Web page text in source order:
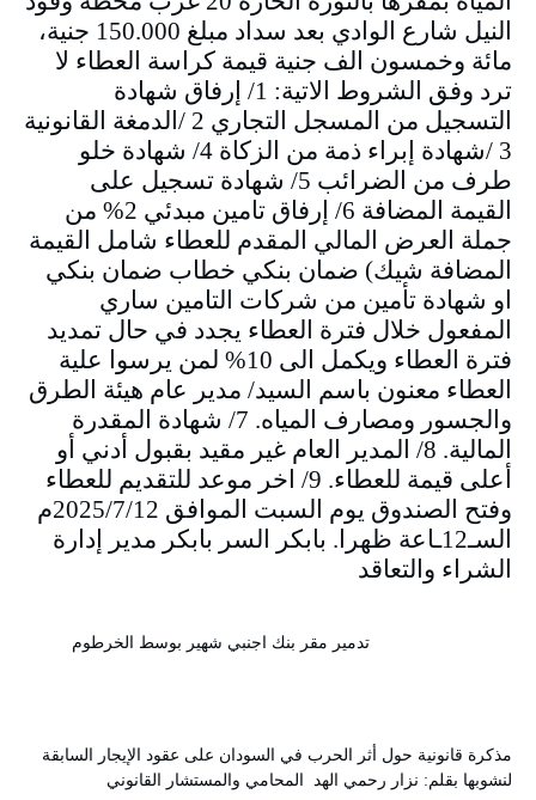
النيل شارع الوادي بعد سداد مبلغ 150.000 جنية،
مائة وخمسون الف جنية قيمة كراسة العطاء لا
ترد وفق الشروط الاتية: 1/ إرفاق شهادة
التسجيل من المسجل التجاري 2 /الدمغة القانونية
3 /شهادة إبراء ذمة من الزكاة 4/ شهادة خلو
طرف من الضرائب 5/ شهادة تسجيل على
القيمة المضافة 6/ إرفاق تامين مبدئي 2% من
جملة العرض المالي المقدم للعطاء شامل القيمة
المضافة شيك) ضمان بنكي خطاب ضمان بنكي
او شهادة تأمين من شركات التامين ساري
المفعول خلال فترة العطاء يجدد في حال تمديد
فترة العطاء ويكمل الى 10% لمن يرسوا علية
العطاء معنون باسم السيد/ مدير عام هيئة الطرق
والجسور ومصارف المياه. 7/ شهادة المقدرة
المالية. 8/ المدير العام غير مقيد بقبول أدني أو
أعلى قيمة للعطاء. 9/ اخر موعد للتقديم للعطاء
وفتح الصندوق يوم السبت الموافق 2025/7/12م
السـ12ـاعة ظهرا. بابكر السر بابكر مدير إدارة
الشراء والتعاقد
تدمير مقر بنك اجنبي شهير بوسط الخرطوم
مذكرة قانونية حول أثر الحرب في السودان على عقود الإيجار السابقة
لنشوبها بقلم: نزار رحمي الهد المحامي والمستشار القانوني